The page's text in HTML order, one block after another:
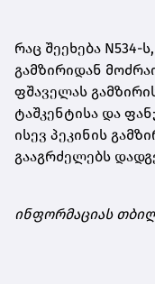
რაც შეეხება N534-
გამზირიდან
ფშაველას
ტაშკენტისა და
ისევ პეკინის
გააგრძელებს
ინფორმაციას